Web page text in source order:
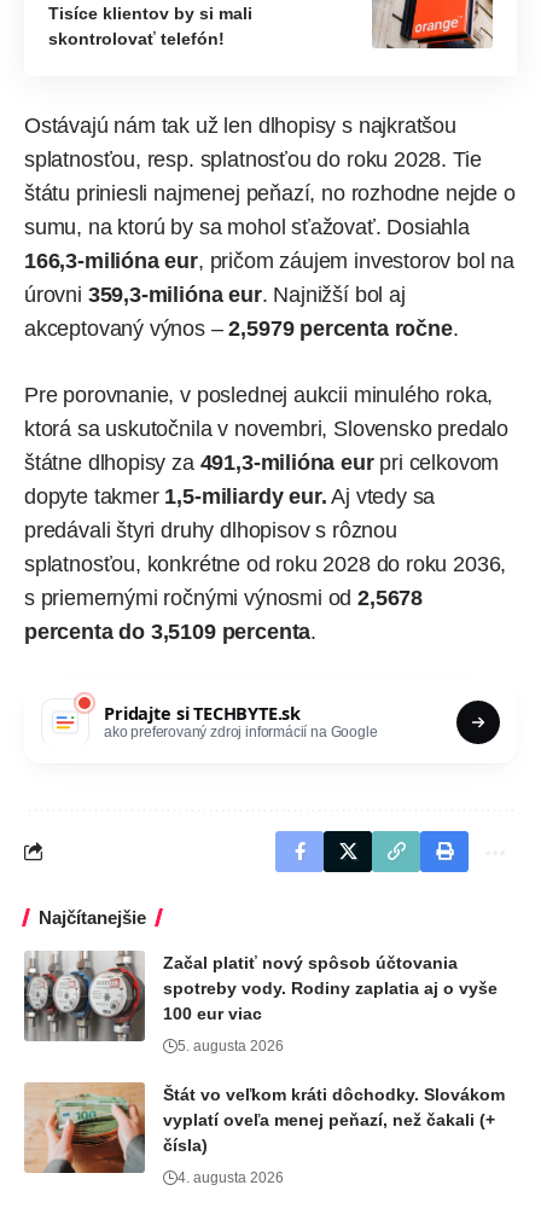
Tisíce klientov by si mali
skontrolovať telefón!
Ostávajú nám tak už len dlhopisy s najkratšou
splatnosťou, resp. splatnosťou do roku 2028. Tie
štátu priniesli najmenej peňazí, no rozhodne nejde o
sumu, na ktorú by sa mohol sťažovať. Dosiahla
166,3-milióna eur, pričom záujem investorov bol na
úrovni 359,3-milióna eur. Najnižší bol aj
akceptovaný výnos –2,5979 percenta ročne.
Pre porovnanie, v poslednej aukcii minulého roka,
ktorá sa uskutočnila v novembri, Slovensko predalo
štátne dlhopisy za 491,3-milióna eurpri celkovom
dopyte takmer1,5-miliardy eur. Aj vtedy sa
predávali štyri druhy dlhopisov s rôznou
splatnosťou, konkrétne od roku 2028 do roku 2036,
s priemernými ročnými výnosmi od2,5678
percenta do 3,5109 percenta.
Pridajte siTECHBYTE.sk
ako preferovaný zdroj informácií na Google
Najčítanejšie
Začal platiť nový spôsob účtovania
spotreby vody. Rodiny zaplatia aj o vyše
100 eur viac
5. augusta 2026
Štát vo veľkom kráti dôchodky. Slovákom
vyplatí oveľa menej peňazí, než čakali (+
čísla)
4. augusta 2026